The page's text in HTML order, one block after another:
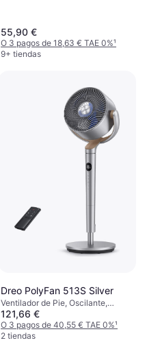
55,90 €
O 3 pagos de 18,63 € TAE 0%¹
9+ tiendas
Dreo PolyFan 513S Silver
Ventilador de Pie, Oscilante,
Inclinable, Control Remoto,
Temporizador, Botones Táctiles,
Silencioso (25 dB)
121,66 €
O 3 pagos de 40,55 € TAE 0%¹
2 tiendas